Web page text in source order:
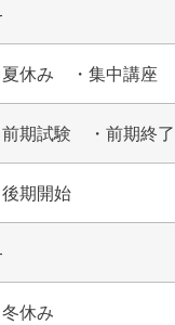
夏休み ・集中講座
前期試験 ・前期終
後期開始
冬休み